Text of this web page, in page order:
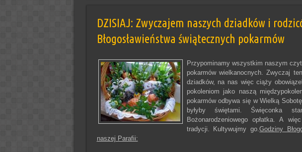
DZISIAJ: Zwyczajem naszych dziadków i
Błogosławieństwa świątecznych pokarmów
Przypominamy wszystkim naszym
pokarmów wielkanocnych. Zwyczaj
dziadków, na nas więc ciąży
pokoleniom jako naszą
pokarmów odbywa się w Wielką
byłyby świętami. Święconka
Bożonarodzeniowego opłatka. A
tradycji. Kultywujmy go.Godziny
naszej Parafii: